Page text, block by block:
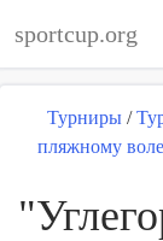
sportcup.org
Турниры /
пляжному